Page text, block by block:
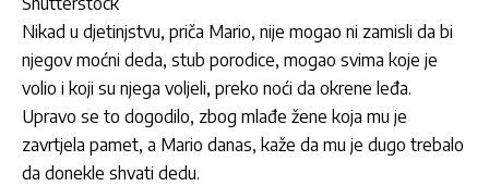
Nikad u djetinjstvu, priča Mario, nije mogao ni zamisli da bi
njegov moćni deda, stub porodice, mogao svima koje je
volio i koji su njega voljeli, preko noći da okrene leđa.
Upravo se to dogodilo, zbog mlađe žene koja mu je
zavrtjela pamet, a Mario danas, kaže da mu je dugo trebalo
da donekle shvati dedu.